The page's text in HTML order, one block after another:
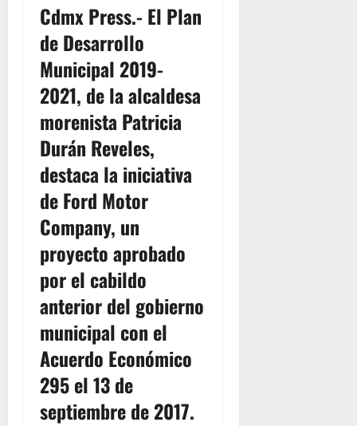
Cdmx Press.- El Plan
de Desarrollo
Municipal 2019-
2021, de la alcaldesa
morenista Patricia
Durán Reveles,
destaca la iniciativa
de Ford Motor
Company, un
proyecto aprobado
por el cabildo
anterior del gobierno
municipal con el
Acuerdo Económico
295 el 13 de
septiembre de 2017.